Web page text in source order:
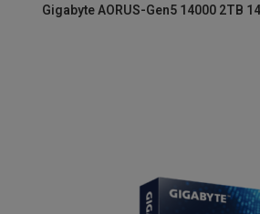
Gigabyte AORUS-Gen5 14000 2TB